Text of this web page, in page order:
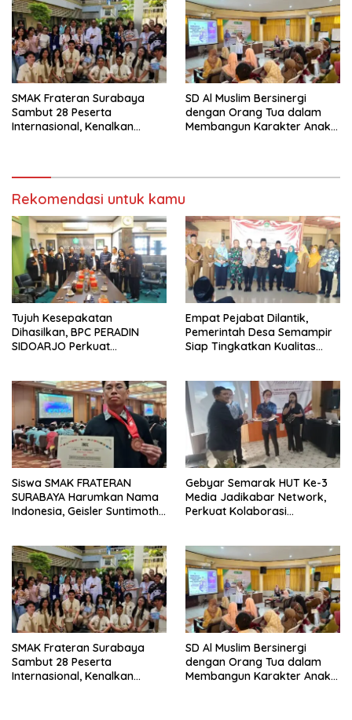
Pariwisata Kota Malang
SMAK Frateran Surabaya
Sambut 28 Peserta
Internasional, Kenalkan
SD Al Muslim Bersinergi
dengan Orang Tua dalam
Membangun Karakter Anak
Rekomendasi untuk kamu
Tujuh Kesepakatan
Dihasilkan, BPC PERADIN
SIDOARJO Perkuat
Empat Pejabat Dilantik,
Pemerintah Desa Semampir
Siap Tingkatkan Kualitas
Siswa SMAK FRATERAN
SURABAYA Harumkan Nama
Indonesia, Geisler Suntimothy
Gebyar Semarak HUT Ke-3
Media Jadikabar Network,
Perkuat Kolaborasi
Pariwisata Kota Malang
SMAK Frateran Surabaya
Sambut 28 Peserta
Internasional, Kenalkan
SD Al Muslim Bersinergi
dengan Orang Tua dalam
Membangun Karakter Anak